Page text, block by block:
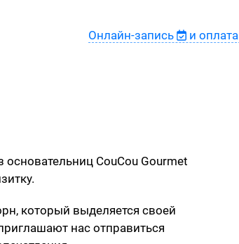
Онлайн-запись и оплата
CouCou Gourmet
который выделяется своей
нас отправиться